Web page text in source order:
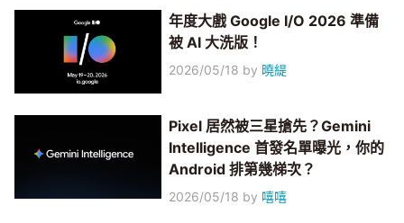
年度大戲 Google I/O 2026 準備
被 AI 大洗版！
2026/05/18 by 曉緹
Pixel 居然被三星搶先？Gemini
Intelligence 首發名單曝光，你的
Android 排第幾梯次？
2026/05/18 by 嘻嘻